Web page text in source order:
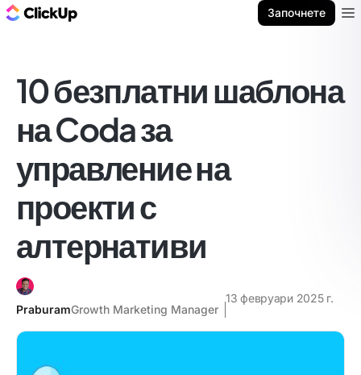
Започнете
10 безплатни шаблона
на Coda за
управление на
проекти с
алтернативи
PraburamGrowth Marketing Manager
13 февруари 2025 г.